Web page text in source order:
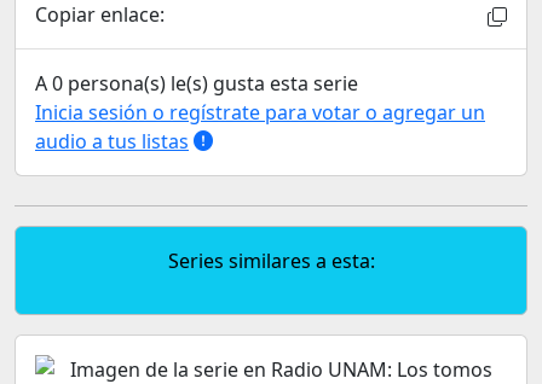
Copiar enlace:
A 0 persona(s) le(s) gusta esta serie
Inicia sesión o regístrate para votar o agregar un
audio a tus listas
Series similares a esta: